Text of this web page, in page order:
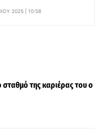
2025 | 10:58
της καριέρας του ο